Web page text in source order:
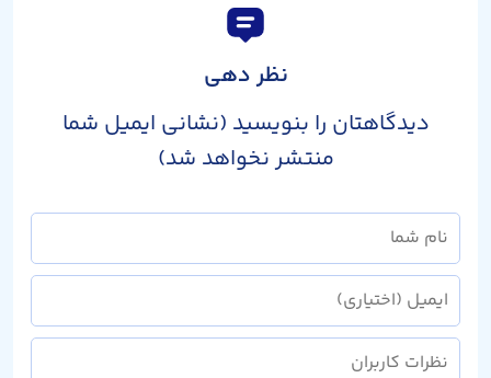
نظر دهی
دیدگاهتان را بنویسید (نشانی ایمیل شما
منتشر نخواهد شد)